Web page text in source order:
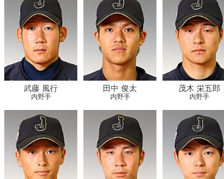
武藤 風行
内野手
田中 俊太
内野手
茂木 栄五郎
内野手